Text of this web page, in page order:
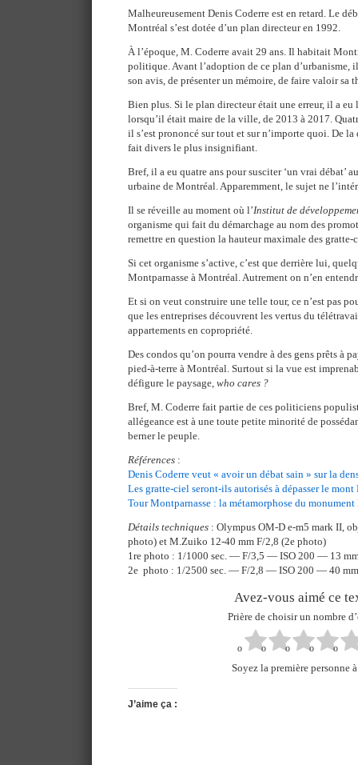
Malheureusement Denis Coderre est en retard. Le
Montréal s’est dotée d’un plan directeur en 1992.
À l’époque, M. Coderre avait 29 ans. Il habitait
politique. Avant l’adoption de ce plan d’urbanisme,
son avis, de présenter un mémoire, de faire valoir sa
Bien plus. Si le plan directeur était une erreur, il a eu
lorsqu’il était maire de la ville, de 2013 à 2017.
il s’est prononcé sur tout et sur n’importe quoi. De
fait divers le plus insignifiant.
Bref, il a eu quatre ans pour susciter ‘un vrai débat’
urbaine de Montréal. Apparemment, le sujet ne
Il se réveille au moment où l’Institut de
organisme qui fait du démarchage au nom des
remettre en question la hauteur maximale des
Si cet organisme s’active, c’est que derrière lui,
Montparnasse à Montréal. Autrement on n’en
Et si on veut construire une telle tour, ce n’est pas
que les entreprises découvrent les vertus du
appartements en copropriété.
Des condos qu’on pourra vendre à des gens prêts à
pied-à-terre à Montréal. Surtout si la vue est
défigure le paysage, who cares ?
Bref, M. Coderre fait partie de ces politiciens
allégeance est à une toute petite minorité de
berner le peuple.
Références :
Denis Coderre veut « avoir un débat sain » sur la
Les gratte-ciel seront-ils autorisés à dépasser le mont
Tour Montparnasse : la métamorphose du monument
Détails techniques : Olympus OM-D e-m5 mark II,
photo) et M.Zuiko 12-40 mm F/2,8 (2e photo)
1re photo : 1/1000 sec. — F/3,5 — ISO 200 — 13
2e photo : 1/2500 sec. — F/2,8 — ISO 200 — 40 mm
Avez-vous aimé ce
Prière de choisir un nombre
Soyez la première personne
J’aime ça :